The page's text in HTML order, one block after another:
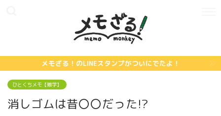
メモざる！のLINEスタンプがついにでたよ！
ひとくちメモ【雑学】
消しゴムは昔〇〇だった!?